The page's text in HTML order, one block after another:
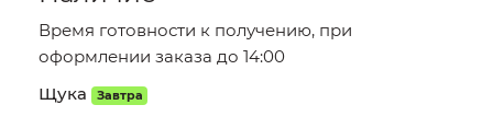
Время готовности к получению, при
оформлении заказа до 14:00
Щука
Завтра